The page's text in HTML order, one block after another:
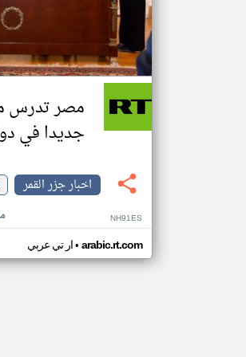
مصر تدرس
جديدا في
اخبار جزر القمر
NH91ES
ار تي عربي• arabic.rt.com